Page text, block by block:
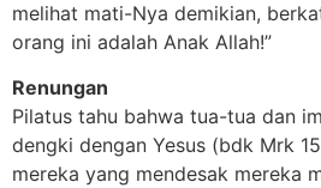
melihat mati-Nya demikian,
orang ini adalah Anak Allah!”
Renungan
Pilatus tahu bahwa tua-tua dan
dengki dengan Yesus (bdk Mrk
mereka yang mendesak mereka